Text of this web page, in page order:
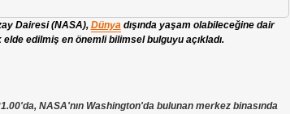
Dairesi (NASA), Dünyadışında yaşam olabileceğine dair
elde edilmiş en önemli bilimsel bulguyu açıkladı.
NASA'nın Washington'da bulunan merkez binasında